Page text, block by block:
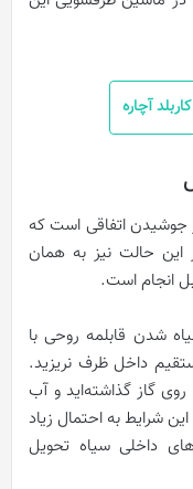
آچاره
جوشیدن اتفاقی است که
این حالت نیز به همان
انجام است.
شدن قابلمه روحی با
داخل ظرف نریزید.
گاز گذاشته‌اید و آب
شرایط به احتمال زیاد
داخلی سیاه تحویل